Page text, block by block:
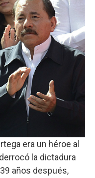
era un héroe al
la dictadura
años después,